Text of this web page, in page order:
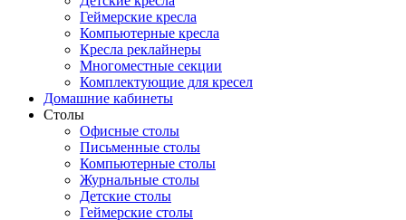
Геймерские кресла
Компьютерные кресла
Кресла реклайнеры
Многоместные секции
Комплектующие для кресел
Домашние кабинеты
Столы
Офисные столы
Письменные столы
Компьютерные столы
Журнальные столы
Детские столы
Геймерские столы